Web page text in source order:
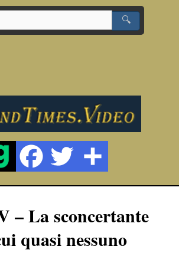
🔍
– La sconcertante
quasi nessuno